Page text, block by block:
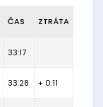
ČAS ZTRÁTA
33:17
33:28 + 0:11